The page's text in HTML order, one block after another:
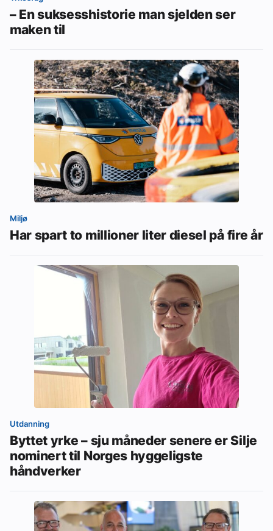
– En suksesshistorie man sjelden ser
maken til
Miljø
Har spart to millioner liter diesel på fire år
Utdanning
Byttet yrke – sju måneder senere er Silje
nominert til Norges hyggeligste
håndverker